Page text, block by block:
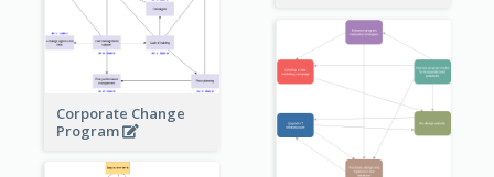
Corporate Change
Program